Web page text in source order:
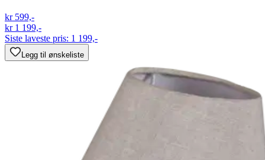
kr 599,-
kr 1 199,-
Siste laveste pris: 1 199,-
Legg til ønskeliste